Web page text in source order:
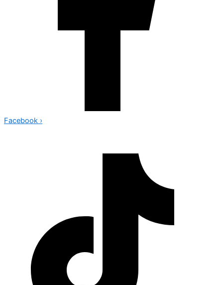
Facebook ›